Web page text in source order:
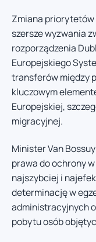
Zmiana
szersze wyzwania
rozporządzenia
Europejskiego
transferów między
kluczowym
Europejskiej,
migracyjnej.
Minister Van
prawa do ochrony
najszybciej i
determinację w
administracyjnych
pobytu osób